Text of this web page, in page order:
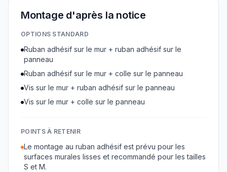
Montage d'après la notice
OPTIONS STANDARD
Ruban adhésif sur le mur + ruban adhésif sur le
panneau
Ruban adhésif sur le mur + colle sur le panneau
Vis sur le mur + ruban adhésif sur le panneau
Vis sur le mur + colle sur le panneau
POINTS À RETENIR
Le montage au ruban adhésif est prévu pour les
surfaces murales lisses et recommandé pour les tailles
S et M.